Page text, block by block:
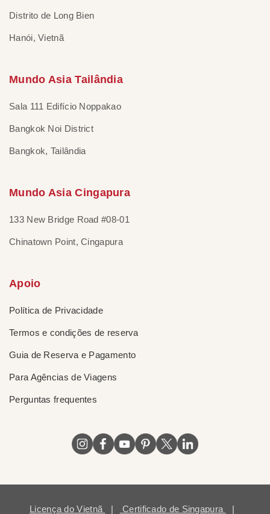
Distrito de Long Bien
Hanói, Vietnã
Mundo Asia Tailândia
Sala 111 Edifício Noppakao
Bangkok Noi District
Bangkok, Tailândia
Mundo Asia Cingapura
133 New Bridge Road #08-01
Chinatown Point, Cingapura
Apoio
Política de Privacidade
Termos e condições de reserva
Guia de Reserva e Pagamento
Para Agências de Viagens
Perguntas frequentes
Licença do Vietnã | Certificado de Singapura |